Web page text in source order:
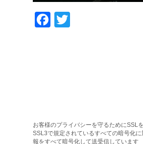
Facebook
お客様のプライバシーを守るためにSSL
SSL3で規定されているすべての暗号化
報をすべて暗号化して送受信しています